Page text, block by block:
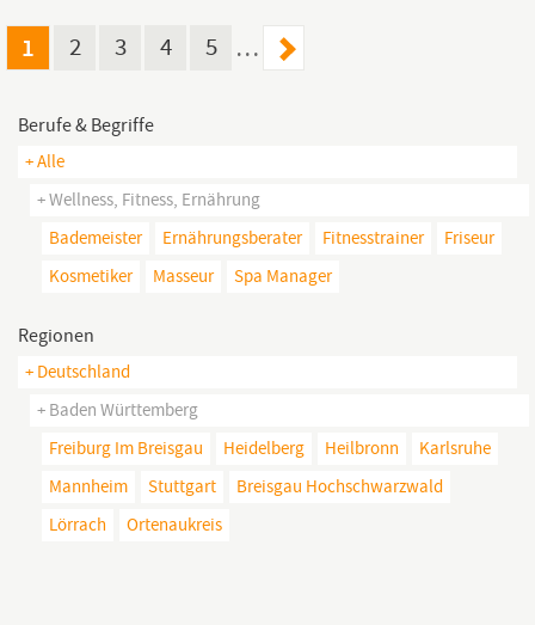
Mitgliedschaft bei...
1 2 3 4 5 …
Berufe & Begriffe
+ Alle
+ Wellness, Fitness, Ernährung
Bademeister
Ernährungsberater Fitnesstrainer
Friseur
Kosmetiker
Masseur Spa Manager
Regionen
+ Deutschland
+ Baden Württemberg
Freiburg Im Breisgau
Heidelberg Heilbronn
Karlsruhe
Mannheim
Stuttgart
Breisgau Hochschwarzwald
Lörrach
Ortenaukreis